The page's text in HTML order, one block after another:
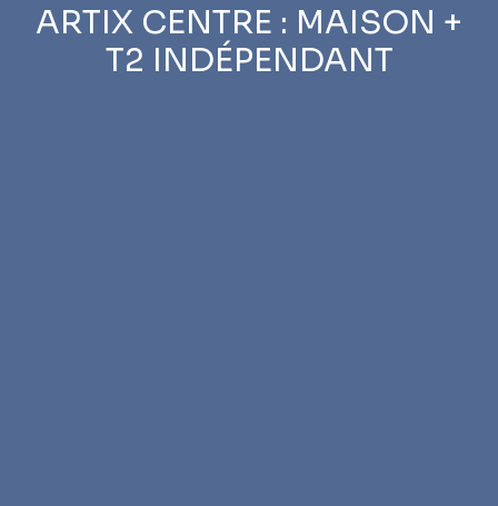
ARTIX CENTRE : MAISON +
T2 INDÉPENDANT